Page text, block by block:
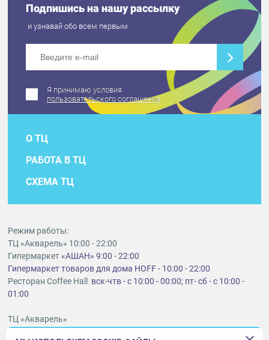
Подпишись на нашу рассылку
и узнавай обо всем первым
Я принимаю условия
пользовательского соглашения
О ТЦ
РАБОТА В ТЦ
СХЕМА ТЦ
Режим работы:
ТЦ «Акварель» 10:00 - 22:00
Гипермаркет«АШАН» 9:00 - 22:00
Гипермаркет товаров для дома HOFF - 10:00 - 22:00
Ресторан Coffee Hall вск-чтв - с 10:00 - 00:00; пт- сб - с 10:00 -
01:00
ТЦ «Акварель»